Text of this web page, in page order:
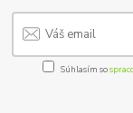
Súhlasím so